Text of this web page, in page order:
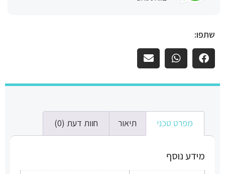
שתפו:
מפרט טכני תיאור חוות דעת (0)
מידע נוסף